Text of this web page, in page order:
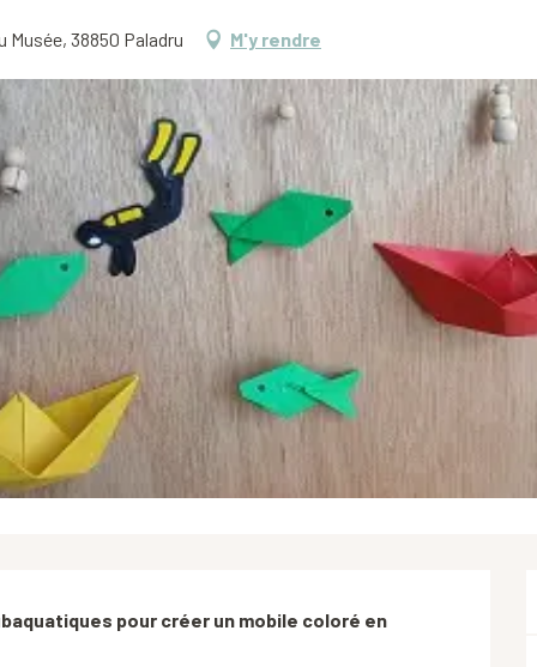
Musée, 38850 Paladru
M'y rendre
pour créer un mobile coloré en